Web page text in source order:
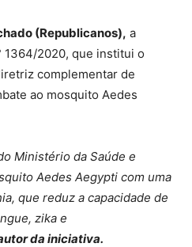
(Republicanos), a
1364/2020, que institui o
complementar de
ao mosquito Aedes
Ministério da Saúde e
Aedes Aegypti com uma
que reduz a capacidade de
zika e
da iniciativa.